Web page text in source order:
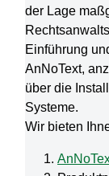
der Lage
Einführung
AnNoText,
über die
Systeme.
Wir bieten